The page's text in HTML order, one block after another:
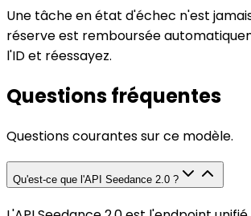
Une tâche en état d'échec n'est
réserve est remboursée
l'ID et réessayez.
Questions fréquentes
Questions courantes sur ce modèle.
Qu'est-ce que l'API Seedance 2.0 ?